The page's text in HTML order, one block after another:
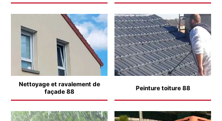
Nettoyage et ravalement de
façade 88
Peinture toiture 88